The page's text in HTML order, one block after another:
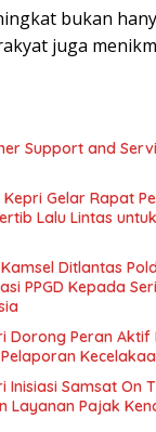
bukan
juga
Support and
Kepri Gelar Rapat
Lalu Lintas
Ditlantas
PPGD Kepada
Dorong Peran Aktif
Samsat On
Layanan Pajak